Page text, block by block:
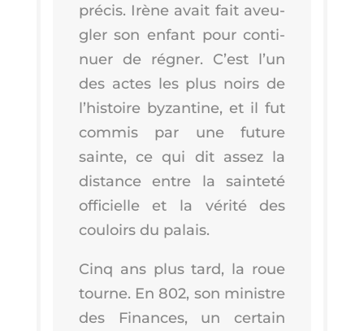
pré­cis. Irène avait fait aveu­
gler son enfant pour conti­
nuer de régner. C’est l’un
des actes les plus noirs de
l’his­toire byzan­tine, et il fut
com­mis par une future
sainte, ce qui dit assez la
dis­tance entre la sain­te­té
offi­cielle et la véri­té des
cou­loirs du palais.
Cinq ans plus tard, la roue
tourne. En 802, son ministre
des Finances, un cer­tain